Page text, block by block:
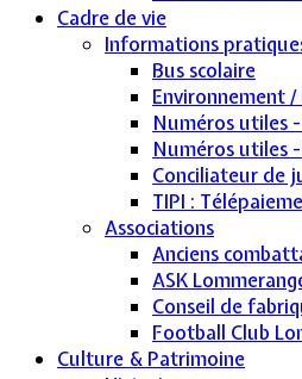
Cadre de vie
Informations
Bus scolaire
Environnement
Numéros utiles
Numéros utiles
Conciliateur de
TIPI :
Associations
Anciens
ASK
Conseil de
Football Club
Culture & Patrimoine